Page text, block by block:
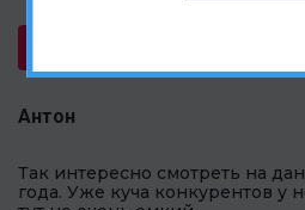
Антон
Так интересно смотреть на
года. Уже куча конкурентов у